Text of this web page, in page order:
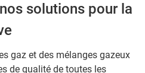
solutions pour la
gaz et des mélanges gazeux
de qualité de toutes les